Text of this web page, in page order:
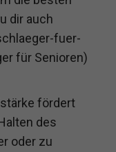
dir auch
fuer-
für Senioren)
fördert
des
oder zu